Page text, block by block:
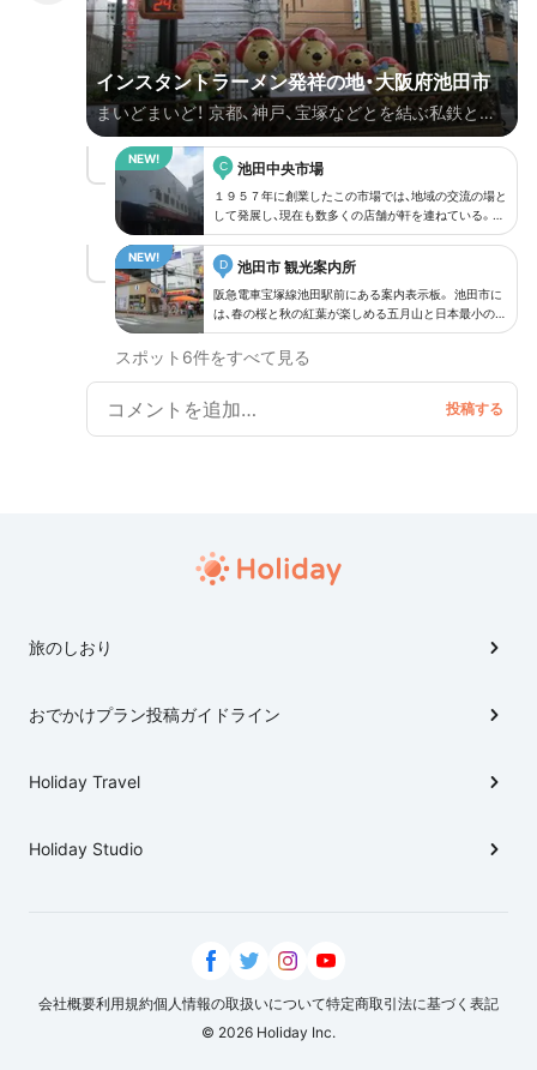
インスタントラーメン発祥の地・大阪府池田市
まいどまいど！ 京都、神戸、宝塚などとを結ぶ私鉄とし
ては日本最大のターミナル駅として知られる阪急電車
梅田駅。 梅田駅発の宝塚線に乗ってやってきたのは、
大阪府池田市。 池田市は、大阪を代表する数々の著名
人ゆかりの地で、阪急電車の創業者、宝塚歌劇団の創設
者として知られる小林一三氏が住んでいた。 また、市
内にはインスタントラーメン発明記念館があり、日清食
品創業者でインスタントラーメンを考案した安藤百福
たい場所がたくさん！ まずは、織姫ゆかりの地で、機織
の技術発祥の神社・呉服神社を散策してみまひょ！ 古く
呉服・穴織姉妹の姉、呉服媛、仁徳天皇を祀る。 神社付
C 池田中央市場
１９５７年に創業したこの市場では、地域の交流の場と
して発展し、現在も数多くの店舗が軒を連ねている。
阪急池田駅すぐにあり、時々、テレビや新聞で取り上げ
られ、話題となっている。
D 池田市 観光案内所
阪急電車宝塚線池田駅前にある案内表示板。 池田市に
は、春の桜と秋の紅葉が楽しめる五月山と日本最小の動
物園として知られる池田市立五月山動物園がある。 そ
のほか、池田城跡公園、水月公園など自然豊かな一面を
持っている。 阪急電車の創業者として知られ、宝塚歌
館がある。 また、世界で初めてインスタントラーメン
スポット6件をすべて見る
旅のしおり
おでかけプラン投稿ガイドライン
Holiday Travel
Holiday Studio
会社概要利用規約個人情報の取扱いについて特定商取引法に基づく表記
© 2026 Holiday Inc.